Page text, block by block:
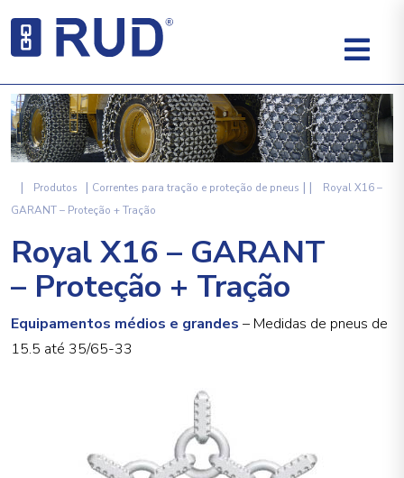
| Produtos | Correntes para tração e proteção de pneus | |
Royal X16 –
GARANT – Proteção + Tração
Royal X16 – GARANT
– Proteção + Tração
Equipamentos médios e grandes – Medidas de pneus de
15.5 até 35/65-33